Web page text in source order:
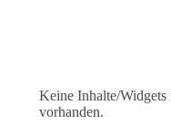
Keine Inhalte/Widgets
vorhanden.